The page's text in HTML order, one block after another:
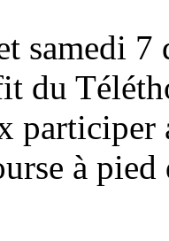
samedi 7
du
participer
à